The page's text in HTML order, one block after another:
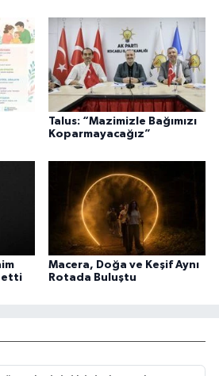
Talus: “Mazimizle Bağımızı
Koparmayacağız”
Macera, Doğa ve Keşif Aynı
Rotada Buluştu